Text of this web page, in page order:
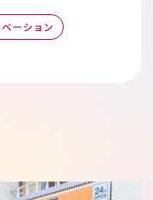
ーション